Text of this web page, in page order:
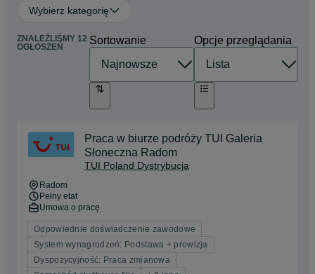
Wybierz kategorię
ZNALEŹLIŚMY 12
OGŁOSZEŃ
Sortowanie Opcje przeglądania
Praca w biurze podróży TUI Galeria
Słoneczna Radom
TUI Poland Dystrybucja
Radom
Pełny etat
Umowa o pracę
Odpowiednie doświadczenie zawodowe
System wynagrodzeń: Podstawa + prowizja
Dyspozycyjność: Praca zmianowa